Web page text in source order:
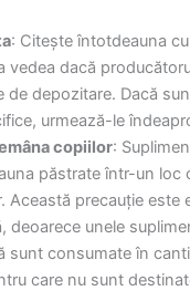
: Citește întotdeauna
vedea dacă
de depozitare. Dacă
urmează-le
copiilor:
păstrate într-un loc
Această precauție este
deoarece unele
sunt consumate în
care nu sunt